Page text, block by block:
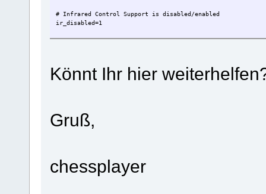
# Infrared Control Support is disabled/enabled
ir_disabled=1
# trigger device_attach only once if more devices is used
# Get adapter serial number with mediaclient -e
# or look into file adapter_serial_number.txt
#initial_dvb_mode=DVBT
#[NETWORK]
#device=192.168.1.1:0
Könnt Ihr hier
Gruß,
chessplayer